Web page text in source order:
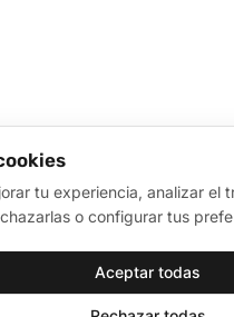
tu experiencia, analizar el
o configurar tus
Aceptar todas